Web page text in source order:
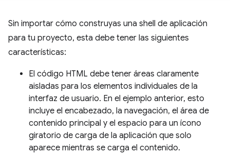
Sin importar cómo construyas una shell de aplicación
para tu proyecto, esta debe tener las siguientes
características:
El código HTML debe tener áreas claramente
aisladas para los elementos individuales de la
interfaz de usuario. En el ejemplo anterior, esto
incluye el encabezado, la navegación, el área de
contenido principal y el espacio para un ícono
giratorio de carga de la aplicación que solo
aparece mientras se carga el contenido.